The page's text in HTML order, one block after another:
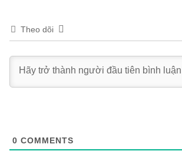
Theo dõi
0 COMMENTS